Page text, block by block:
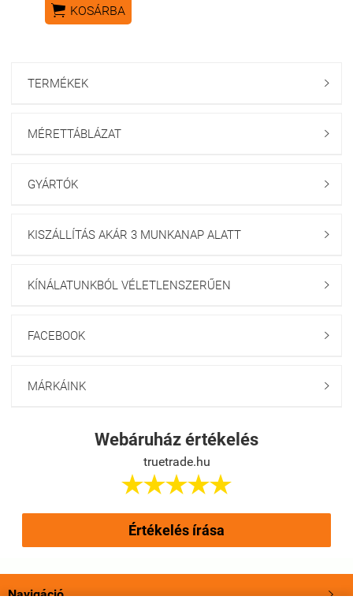
 KOSÁRBA
TERMÉKEK 
MÉRETTÁBLÁZAT 
GYÁRTÓK 
KISZÁLLÍTÁS AKÁR 3 MUNKANAP ALATT 
KÍNÁLATUNKBÓL VÉLETLENSZERŰEN 
FACEBOOK 
MÁRKÁINK 
Webáruház értékelés
truetrade.hu

Értékelés írása
Navigáció 